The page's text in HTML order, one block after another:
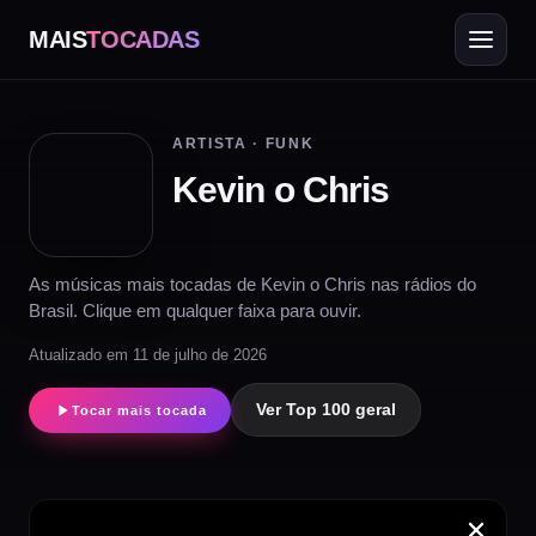
MAISTOCADAS
ARTISTA · FUNK
Kevin o Chris
As músicas mais tocadas de Kevin o Chris nas rádios do
Brasil. Clique em qualquer faixa para ouvir.
Atualizado em 11 de julho de 2026
Tocar mais tocada Ver Top 100 geral